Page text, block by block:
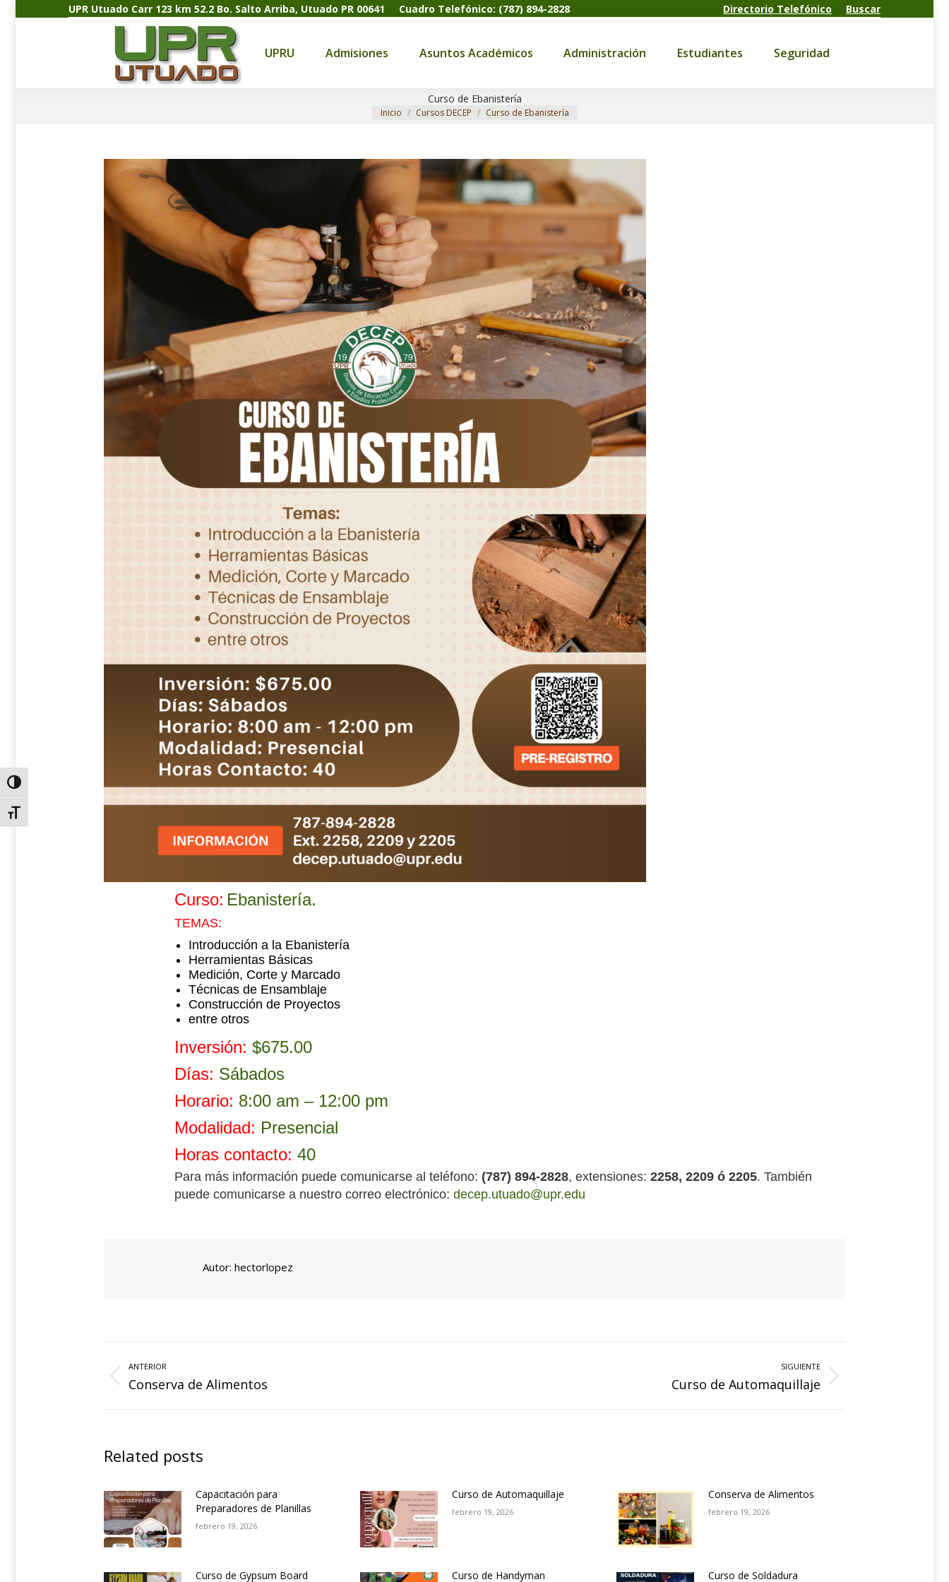
Alternar alto contraste
Alternar tamaño de letra
UPR Utuado Carr 123 km 52.2 Bo. Salto Arriba, Utuado PR 00641 Cuadro Telefónico: (787) 894-2828 Directorio Telefónico Buscar
UPRU Admisiones Asuntos Académicos Administración Estudiantes Seguridad
Curso de Ebanistería
Estás aquí:
Inicio Cursos DECEP Curso de Ebanistería
Curso: Ebanistería.
TEMAS:
Introducción a la Ebanistería
Herramientas Básicas
Medición, Corte y Marcado
Técnicas de Ensamblaje
Construcción de Proyectos
entre otros
Inversión: $675.00
Días: Sábados
Horario: 8:00 am – 12:00 pm
Modalidad: Presencial
Horas contacto: 40
Para más información puede comunicarse al teléfono: (787) 894-2828, extensiones: 2258, 2209 ó 2205. También
puede comunicarse a nuestro correo electrónico: decep.utuado@upr.edu
Autor: hectorlopez
de
entradas
ANTERIOR
Entrada
Conserva de Alimentos
SIGUIENTE
Curso de Automaquillaje
Related posts
Capacitación para
Preparadores de Planillas
febrero 19, 2026
Curso de Automaquillaje
febrero 19, 2026
Conserva de Alimentos
febrero 19, 2026
Curso de Gypsum Board Curso de Handyman Curso de Soldadura